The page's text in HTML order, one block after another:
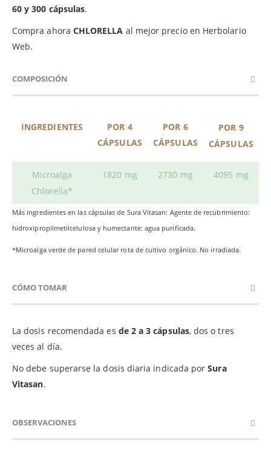
60 y 300 cápsulas.
Compra ahora CHLORELLA al mejor precio en Herbolario
Web.
COMPOSICIÓN
INGREDIENTES
POR 4
CÁPSULAS
POR 6
CÁPSULAS
POR 9
CÁPSULAS
Microalga
Chlorella*
1820 mg 2730 mg 4095 mg
Más ingredientes en las cápsulas de Sura Vitasan: Agente de recubrimiento:
hidroxipropilmetilcelulosa y humectante: agua purificada.
*Microalga verde de pared celular rota de cultivo orgánico. No irradiada.
CÓMO TOMAR
La dosis recomendada es de 2 a 3 cápsulas, dos o tres
veces al día.
No debe superarse la dosis diaria indicada porSura
Vitasan.
OBSERVACIONES